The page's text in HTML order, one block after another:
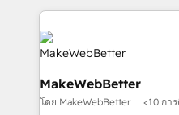
improvements at the
evolve strategically and
grows.
we de-risk complex
accelerate ROI across every
multi-region migrations
scale. 🏆 HubSpot’s CEO called us “the partner of the
future.” Others agree it
MakeWebBetter
โดย MakeWebBetter <10 กา